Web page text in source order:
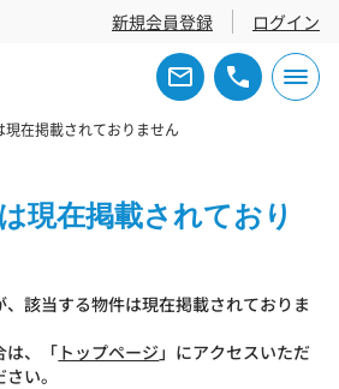
新規会員登録 ログイン
現在掲載されておりません
現在掲載されており
該当する物件は現在掲載されておりま
は、「 トップページ 」にアクセスいただ
い。